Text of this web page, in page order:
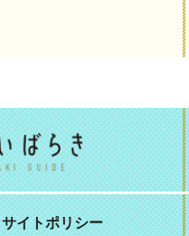
サイトポリシー